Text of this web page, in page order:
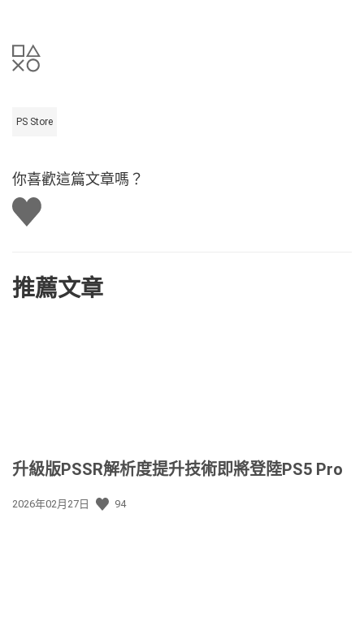
PS Store
你喜歡這篇文章嗎？
讚
推薦文章
升級版PSSR解析度提升技術即將登陸PS5 Pro
發
2026年02月27日 94